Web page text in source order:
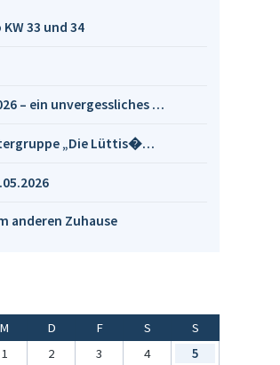
33 und 34
– ein unvergessliches …
„Die Lüttis�…
anderen Zuhause
M D F S
S
1
2 3 4
5